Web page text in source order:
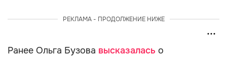
РЕКЛАМА - ПРОДОЛЖЕНИЕ НИЖЕ
Ранее Ольга Бузова высказалась о